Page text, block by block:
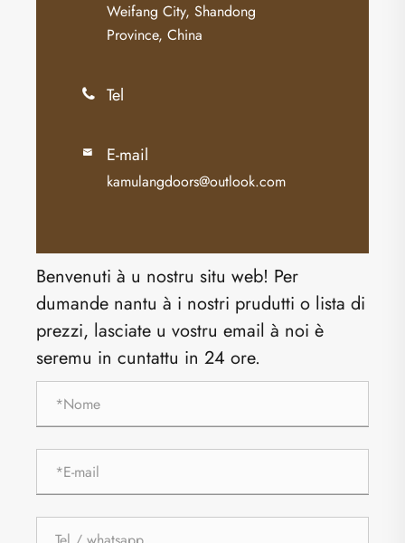
Weifang City, Shandong
Province, China
 Tel
 E-mail
kamulangdoors@outlook.com
Benvenuti à u nostru situ web! Per
dumande nantu à i nostri prudutti o lista di
prezzi, lasciate u vostru email à noi è
seremu in cuntattu in 24 ore.